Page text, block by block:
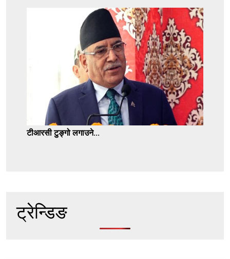
टीआरसी टुङ्गो लगाउने...
ट्रेन्डिङ